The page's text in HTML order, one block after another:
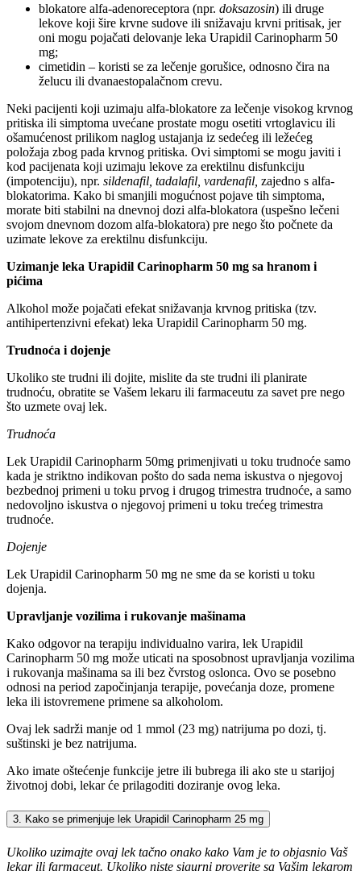
blokatore alfa-adenoreceptora (npr. doksazosin) ili druge
lekove koji šire krvne sudove ili snižavaju krvni pritisak, jer
oni mogu pojačati delovanje leka Urapidil Carinopharm 50
mg;
cimetidin – koristi se za lečenje gorušice, odnosno čira na
želucu ili dvanaestopalačnom crevu.
Neki pacijenti koji uzimaju alfa-blokatore za lečenje visokog krvnog
pritiska ili simptoma uvećane prostate mogu osetiti vrtoglavicu ili
ošamućenost prilikom naglog ustajanja iz sedećeg ili ležećeg
položaja zbog pada krvnog pritiska. Ovi simptomi se mogu javiti i
kod pacijenata koji uzimaju lekove za erektilnu disfunkciju
(impotenciju), npr. sildenafil, tadalafil, vardenafil, zajedno s alfa-
blokatorima. Kako bi smanjili mogućnost pojave tih simptoma,
morate biti stabilni na dnevnoj dozi alfa-blokatora (uspešno lečeni
svojom dnevnom dozom alfa-blokatora) pre nego što počnete da
uzimate lekove za erektilnu disfunkciju.
Uzimanje leka Urapidil Carinopharm 50 mg sa hranom i
pićima
Alkohol može pojačati efekat snižavanja krvnog pritiska (tzv.
antihipertenzivni efekat) leka Urapidil Carinopharm 50 mg.
Trudnoća i dojenje
Ukoliko ste trudni ili dojite, mislite da ste trudni ili planirate
trudnoću, obratite se Vašem lekaru ili farmaceutu za savet pre nego
što uzmete ovaj lek.
Trudnoća
Lek Urapidil Carinopharm 50mg primenjivati u toku trudnoće samo
kada je striktno indikovan pošto do sada nema iskustva o njegovoj
bezbednoj primeni u toku prvog i drugog trimestra trudnoće, a samo
nedovoljno iskustva o njegovoj primeni u toku trećeg trimestra
trudnoće.
Dojenje
Lek Urapidil Carinopharm 50 mg ne sme da se koristi u toku
dojenja.
Upravljanje vozilima i rukovanje mašinama
Kako odgovor na terapiju individualno varira, lek Urapidil
Carinopharm 50 mg može uticati na sposobnost upravljanja vozilima
i rukovanja mašinama sa ili bez čvrstog oslonca. Ovo se posebno
odnosi na period započinjanja terapije, povećanja doze, promene
leka ili istovremene primene sa alkoholom.
Ovaj lek sadrži manje od 1 mmol (23 mg) natrijuma po dozi, tj.
suštinski je bez natrijuma.
Ako imate oštećenje funkcije jetre ili bubrega ili ako ste u starijoj
životnoj dobi, lekar će prilagoditi doziranje ovog leka.
3. Kako se primenjuje lek Urapidil Carinopharm 25 mg
Ukoliko uzimajte ovaj lek tačno onako kako Vam je to objasnio Vaš
lekar ili farmaceut. Ukoliko niste sigurni proverite sa Vašim lekarom